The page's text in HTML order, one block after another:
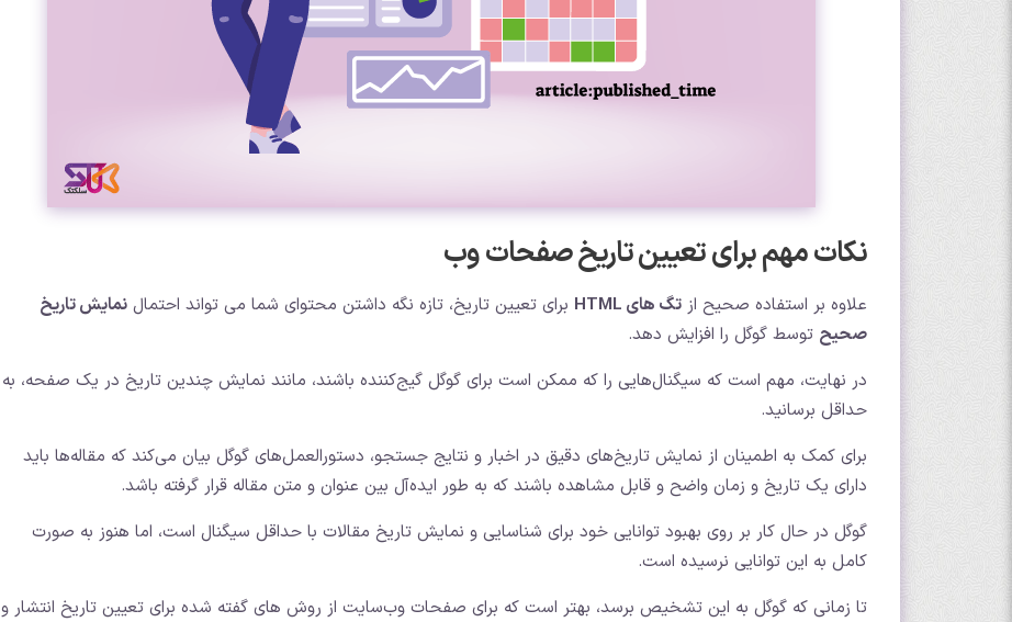
نکات مهم برای تعیین تاریخ صفحات وب
علاوه بر استفاده صحیح از تگ های HTML برای تعیین تاریخ، تازه نگه داشتن محتوای شما می تواند احتمال نمایش تاریخ
صحیح توسط گوگل را افزایش دهد.
در نهایت، مهم است که سیگنال‌هایی را که ممکن است برای گوگل گیج‌کننده باشند، مانند نمایش چندین تاریخ در یک صفحه، به
حداقل برسانید.
برای کمک به اطمینان از نمایش تاریخ‌های دقیق در اخبار و نتایج جستجو، دستورالعمل‌های گوگل بیان می‌کند که مقاله‌ها باید
دارای یک تاریخ و زمان واضح و قابل مشاهده باشند که به طور ایده‌آل بین عنوان و متن مقاله قرار گرفته باشد.
گوگل در حال کار بر روی بهبود توانایی خود برای شناسایی و نمایش تاریخ مقالات با حداقل سیگنال است، اما هنوز به صورت
کامل به این توانایی نرسیده است.
تا زمانی که گوگل به این تشخیص برسد، بهتر است که برای صفحات وب‌سایت از روش های گفته شده برای تعیین تاریخ انتشار و